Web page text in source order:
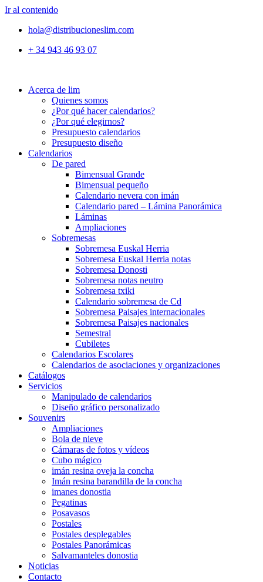
Ir al contenido
hola@distribucioneslim.com
+ 34 943 46 93 07
Acerca de lim
Quienes somos
¿Por qué hacer calendarios?
¿Por qué elegirnos?
Presupuesto calendarios
Presupuesto diseño
Calendarios
De pared
Bimensual Grande
Bimensual pequeño
Calendario nevera con imán
Calendario pared – Lámina Panorámica
Láminas
Ampliaciones
Sobremesas
Sobremesa Euskal Herria
Sobremesa Euskal Herria notas
Sobremesa Donosti
Sobremesa notas neutro
Sobremesa txiki
Calendario sobremesa de Cd
Sobremesa Paisajes internacionales
Sobremesa Paisajes nacionales
Semestral
Cubiletes
Calendarios Escolares
Calendarios de asociaciones y organizaciones
Catálogos
Servicios
Manipulado de calendarios
Diseño gráfico personalizado
Souvenirs
Ampliaciones
Bola de nieve
Cámaras de fotos y vídeos
Cubo mágico
imán resina oveja la concha
Imán resina barandilla de la concha
imanes donostia
Pegatinas
Posavasos
Postales
Postales desplegables
Postales Panorámicas
Salvamanteles donostia
Noticias
Contacto